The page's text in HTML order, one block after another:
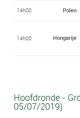
14h00 Polen
14h00 Hongarije
Hoofdronde -
05/07/2019)